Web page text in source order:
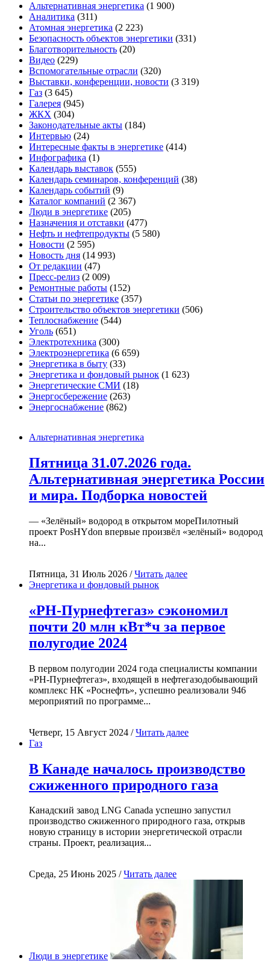
Альтернативная энергетика (1 900)
Аналитика (311)
Атомная энергетика (2 223)
Безопасность объектов энергетики (331)
Благотворительность (20)
Видео (229)
Вспомогательные отрасли (320)
Выставки, конференции, новости (3 319)
Газ (3 645)
Галерея (945)
ЖКХ (304)
Законодательные акты (184)
Интервью (24)
Интересные факты в энергетике (414)
Инфографика (1)
Календарь выставок (555)
Календарь семинаров, конференций (38)
Календарь событий (9)
Каталог компаний (2 367)
Люди в энергетике (205)
Назначения и отставки (477)
Нефть и нефтепродукты (5 580)
Новости (2 595)
Новость дня (14 993)
От редакции (47)
Пресс-релиз (2 009)
Ремонтные работы (152)
Статьи по энергетике (357)
Строительство объектов энергетики (506)
Теплоснабжение (544)
Уголь (651)
Электротехника (300)
Электроэнергетика (6 659)
Энергетика в быту (33)
Энергетика и фондовый рынок (1 623)
Энергетические СМИ (18)
Энергосбережение (263)
Энергоснабжение (862)
Альтернативная энергетика
Пятница 31.07.2026 года.
Альтернативная энергетика России
и мира. Подборка новостей
— «Зелёный» водород в открытом мореПилотный
проект PosHYdon впервые произвёл «зелёный» водород
на...
Пятница, 31 Июль 2026 /Читать далее
Энергетика и фондовый рынок
«РН-Пурнефтегаз» сэкономил
почти 20 млн кВт*ч за первое
полугодие 2024
В первом полугодии 2024 года специалисты компании
«РН-Пурнефтегаз», входящей в нефтегазодобывающий
комплекс НК «Роснефть», успешно реализовали 946
мероприятий по программе...
Четверг, 15 Август 2024 /Читать далее
Газ
В Канаде началось производство
сжиженного природного газа
Канадский завод LNG Canada успешно запустил
производство сжиженного природного газа, открыв
новую страницу в истории энергетической отрасли
страны. Проект, реализация...
Среда, 25 Июнь 2025 /Читать далее
Люди в энергетике